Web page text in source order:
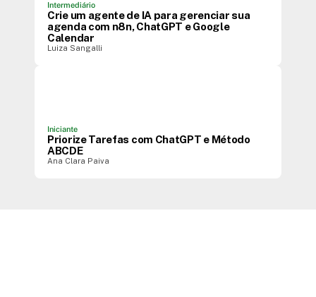
Intermediário
Crie um agente de IA para gerenciar sua
agenda com n8n, ChatGPT e Google
Calendar
Luiza Sangalli
Iniciante
Priorize Tarefas com ChatGPT e Método
ABCDE
Ana Clara Paiva